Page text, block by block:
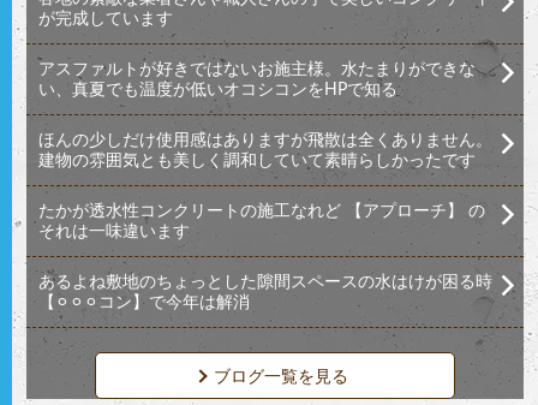
が完成しています
アスファルトが好きではないお施主様。水たまりができな
い、真夏でも温度が低いオコシコンをHPで知る
ほんの少しだけ使用感はありますが飛散は全くありません。
建物の雰囲気とも美しく調和していて素晴らしかったです
たかが透水性コンクリートの施工なれど 【アプローチ】 の
それは一味違います
あるよね敷地のちょっとした隙間スペースの水はけが困る時
【⚪︎⚪︎⚪︎コン】で今年は解消
ブログ一覧を見る